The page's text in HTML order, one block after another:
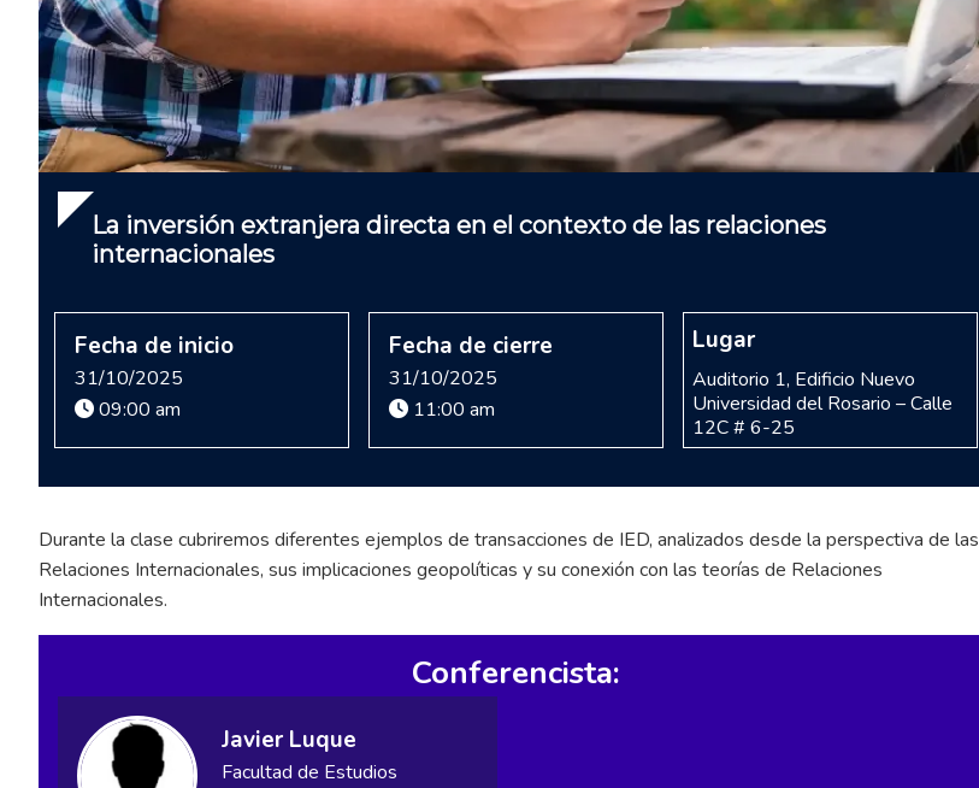
La inversión extranjera directa en el contexto de las relaciones
internacionales
Fecha de inicio
31/10/2025
09:00 am
Fecha de cierre
31/10/2025
11:00 am
Lugar
Auditorio 1, Edificio Nuevo
Universidad del Rosario – Calle
12C # 6-25
Durante la clase cubriremos diferentes ejemplos de transacciones de IED, analizados desde la perspectiva de las
Relaciones Internacionales, sus implicaciones geopolíticas y su conexión con las teorías de Relaciones
Internacionales.
Conferencista:
Javier Luque
Facultad de Estudios